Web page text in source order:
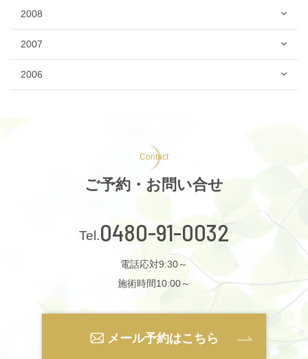
2008
2007
2006
Contact
ご予約・お問い合せ
0480-91-0032
電話応対9:30～
施術時間10:00～
メール予約はこちら